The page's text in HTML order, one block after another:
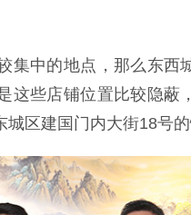
集中的地点，那么东西
这些店铺位置比较隐蔽
区建国门内大街18号的